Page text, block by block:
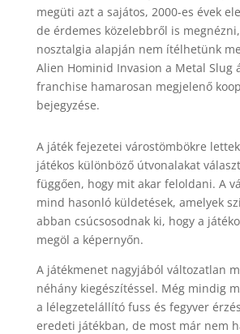
megüti azt a sajátos, 2000-es évek
de érdemes közelebbről is
nosztalgia alapján nem ítélhetünk
Alien Hominid Invasion a Metal Slug
franchise hamarosan megjelenő
bejegyzése.
A játék fejezetei várostömbökre
játékos különböző útvonalakat
függően, hogy mit akar feloldani. A
mind hasonló küldetések, amelyek
abban csúcsosodnak ki, hogy a
megöl a képernyőn.
A játékmenet nagyjából változatlan
néhány kiegészítéssel. Még mindig
a lélegzetelállító fuss és fegyver
eredeti játékban, de most már nem